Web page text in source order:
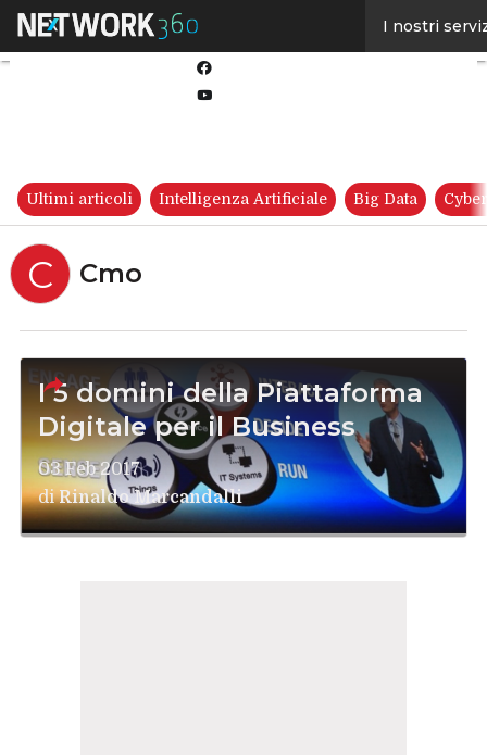
I nostri
Ultimi articoli Intelligenza Artificiale Big Data
C Cmo
I 5 domini della Piattaforma
Digitale per il Business
03 Feb 2017
diRinaldo Marcandalli